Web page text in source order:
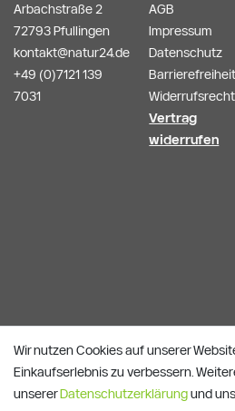
Arbachstraße 2
72793 Pfullingen
kontakt@natur24.de
+49 (0)7121 139
7031
AGB
Impressum
Datenschutz
Barrierefreiheit
Widerrufsrecht
Vertrag
widerrufen
Wir nutzen Cookies auf unserer
Einkaufserlebnis zu verbessern.
unsererDaten­schutz­erklärungund